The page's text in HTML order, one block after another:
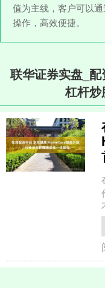
值为主线，客户可以
操作，高效便捷。
联华证券实盘_配
杠杆炒